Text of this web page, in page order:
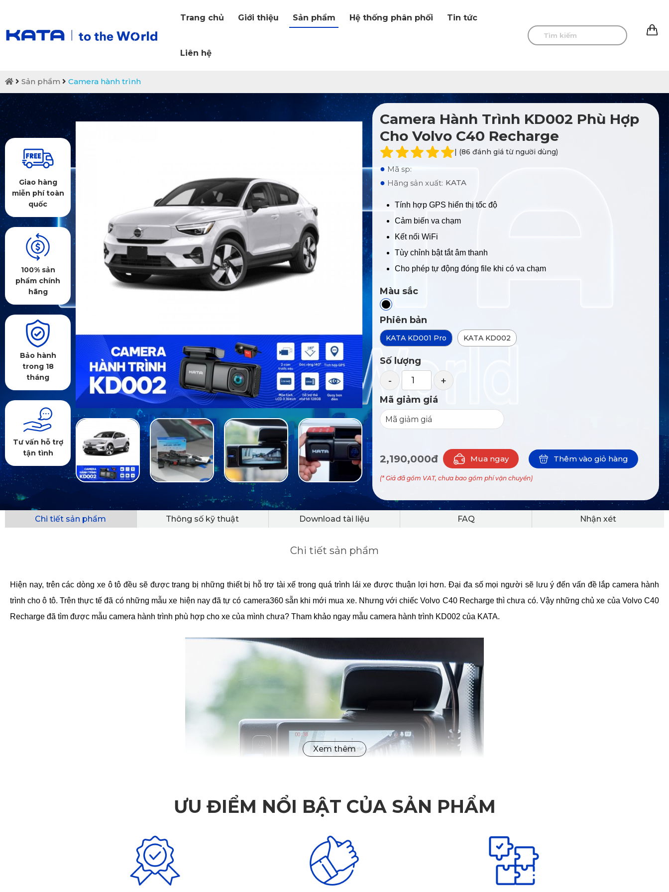
Trang chủ Giới thiệu Sản phẩm Hệ thống phân phối Tin tức
Liên hệ
Sản phẩm Camera hành trình
Giao hàng
miễn phí toàn
quốc
100% sản
phẩm chính
hãng
Bảo hành
trong 18
tháng
Tư vấn hỗ trợ
tận tình
Camera Hành Trình KD002 Phù Hợp
Cho Volvo C40 Recharge
| (86 đánh giá từ người dùng)
● Mã sp:
● Hãng sản xuất: KATA
Tính hợp GPS hiển thị tốc độ
Cảm biến va chạm
Kết nối WiFi
Tùy chỉnh bật tắt âm thanh
Cho phép tự động đóng file khi có va chạm
Màu sắc
Phiên bản
KATA KD001 Pro KATA KD002
Số lượng
- +
Mã giảm giá
2,190,000đ Mua ngay Thêm vào giỏ hàng
(* Giá đã gồm VAT, chưa bao gồm phí vận chuyển)
Chi tiết sản phẩm Thông số kỹ thuật Download tài liệu FAQ Nhận xét
Chi tiết sản phẩm
Hiện nay, trên các dòng xe ô tô đều sẽ được trang bị những thiết bị hỗ trợ tài xế trong quá trình lái xe được thuận lợi hơn. Đại đa số mọi người sẽ lưu ý đến vấn đề lắp camera hành
trình cho ô tô. Trên thực tế đã có những mẫu xe hiện nay đã tự có camera360 sẵn khi mới mua xe. Nhưng với chiếcVolvo C40 Recharge thì chưa có. Vậy những chủ xe của Volvo C40
Recharge đã tìm được mẫu camera hành trình phù hợp cho xe của mình chưa? Tham khảo ngay mẫu camera hành trình KD002 của KATA.
I. Volvo C40 Recharge Về Việt Nam chưa?
Xu thế đi xe điện ngày càng phát triển mạnh, các thương hiệu lớn trong ngành ô tô đang nhanh chóng cải tiến để phù hợp với thời đại. Volvo C40 Recharge chính là mẫu ô tô thuần
ƯU ĐIỂM NỔI BẬT CỦA SẢN PHẨM